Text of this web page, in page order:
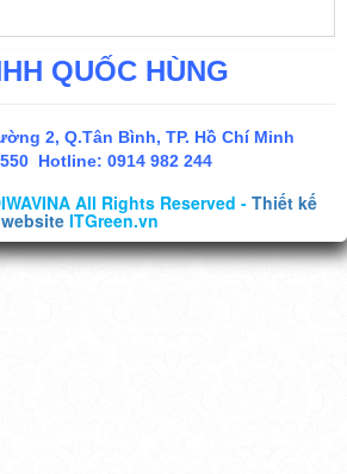
QUỐC HÙNG
2, Q.Tân Bình, TP. Hồ Chí Minh
Hotline: 0914 982 244
All Rights Reserved - Thiết kế
website ITGreen.vn